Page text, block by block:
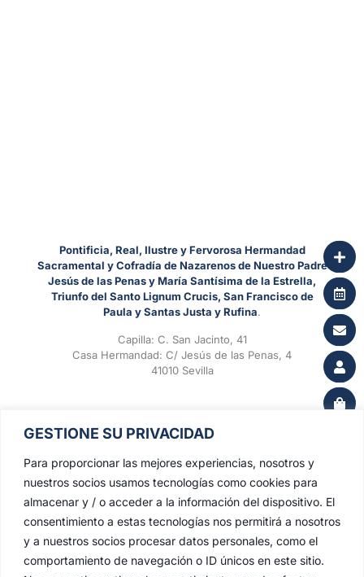
GESTIONE SU PRIVACIDAD
Para proporcionar las mejores experiencias, nosotros y
nuestros socios usamos tecnologías como cookies para
almacenar y / o acceder a la información del dispositivo. El
consentimiento a estas tecnologías nos permitirá a nosotros
y a nuestros socios procesar datos personales, como el
comportamiento de navegación o ID únicos en este sitio.
Pontificia, Real, Ilustre y Fervorosa Hermandad
Sacramental y Cofradía de Nazarenos de Nuestro Padre
Jesús de las Penas y María Santísima de la Estrella,
Triunfo del Santo Lignum Crucis, San Francisco de
Paula y Santas Justa y Rufina.
Capilla: C. San Jacinto, 41
Casa Hermandad: C/ Jesús de las Penas, 4
41010 Sevilla